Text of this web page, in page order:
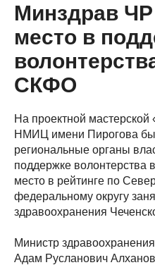
Минздрав
место в
СКФО
На проектной
НМИЦ имени Пирогова
региональные органы
поддержке волонтерства
место в рейтинге по
федеральному округу
здравоохранения
Министр
Адам Русланович